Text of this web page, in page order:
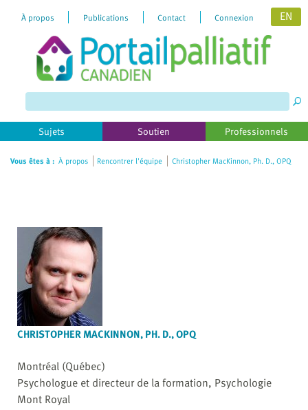
website
includes
an
accessibility
À propos Publications Contact Connexion EN
Sujets Soutien Professionnels
Vous êtes à : À propos Rencontrer l'équipe Christopher MacKinnon, Ph. D., OPQ
CHRISTOPHER MACKINNON, PH. D., OPQ
Montréal (Québec)
Psychologue et directeur de la formation, Psychologie
Mont Royal